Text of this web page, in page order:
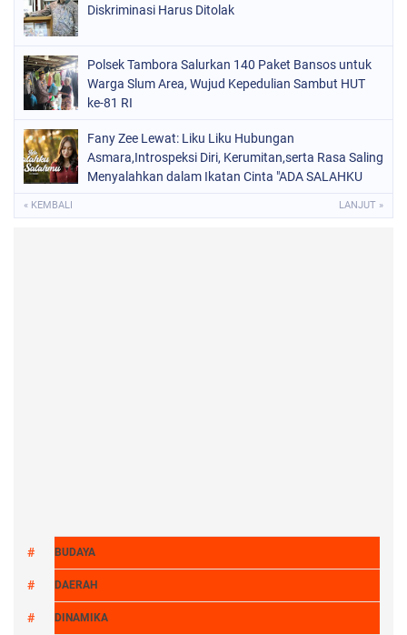
Diskriminasi Harus Ditolak
Polsek Tambora Salurkan 140 Paket Bansos untuk
Warga Slum Area, Wujud Kepedulian Sambut HUT
ke-81 RI
Fany Zee Lewat: Liku Liku Hubungan
Asmara,Introspeksi Diri, Kerumitan,serta Rasa Saling
Menyalahkan dalam Ikatan Cinta "ADA SALAHKU
« KEMBALI LANJUT »
BUDAYA
DAERAH
DINAMIKA